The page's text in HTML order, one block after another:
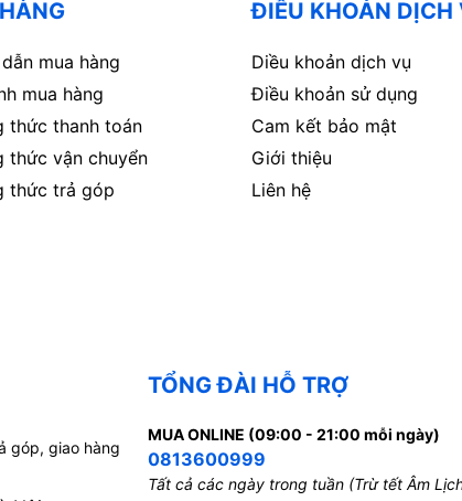
mua hàng
mua hàng
thức thanh toán
thức vận chuyển
thức trả góp
ĐIỀU KHOẢN DỊCH
Diều khoản dịch vụ
Điều khoản sử dụng
Cam kết bảo mật
Giới thiệu
Liên hệ
góp, giao hàng
TỔNG ĐÀI HỖ TRỢ
MUA ONLINE (09:00 - 21:00 mỗi ngày)
0813600999
Tất cả các ngày trong tuần (Trừ tết Âm